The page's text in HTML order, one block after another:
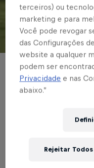
PAULISTÃO
Red Bull
enfrenta
terceiros) ou
marketing e para
Você pode revogar
das Configurações
website a qualquer
podem ser
Privacidade e nas
abaixo.”
Rejeitar Todos